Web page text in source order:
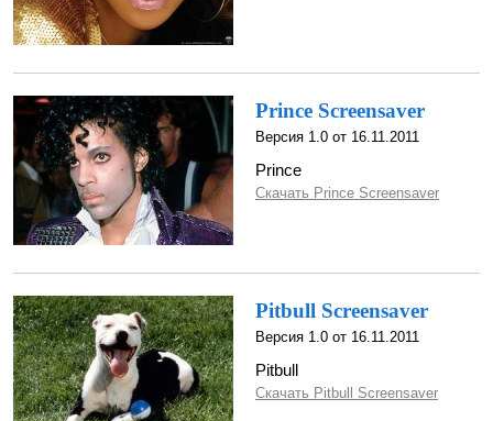
Prince Screensaver
Версия 1.0 от 16.11.2011
Prince
Скачать Prince Screensaver
Pitbull Screensaver
Версия 1.0 от 16.11.2011
Pitbull
Скачать Pitbull Screensaver